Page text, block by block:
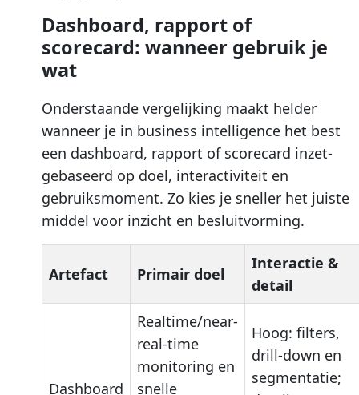
Dashboard, rapport of
scorecard: wanneer gebruik je
wat
Onderstaande vergelijking maakt helder
wanneer je in business intelligence het best
een dashboard, rapport of scorecard inzet-
gebaseerd op doel, interactiviteit en
gebruiksmoment. Zo kies je sneller het juiste
middel voor inzicht en besluitvorming.
Artefact Primair doel
Interactie &
detail
Dashboard
Realtime/near-
real-time
monitoring en
snelle
Hoog: filters,
drill-down en
segmentatie;